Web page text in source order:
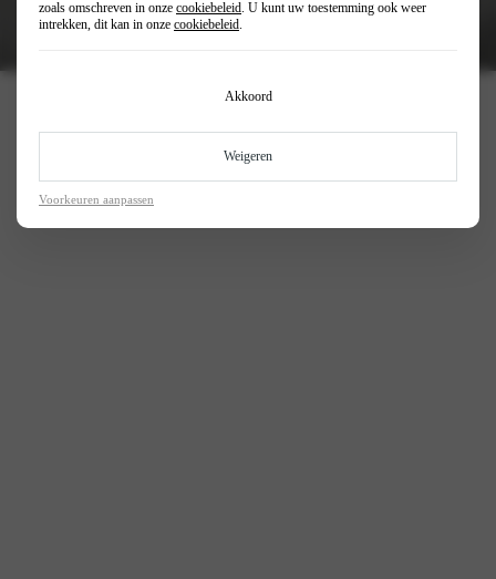
zoals omschreven in onze cookiebeleid. U kunt uw toestemming ook weer
intrekken, dit kan in onze cookiebeleid.
Akkoord
Weigeren
Voorkeuren aanpassen
Keuze uit diverse modellen
Altijd een Peugeot die bij jou past